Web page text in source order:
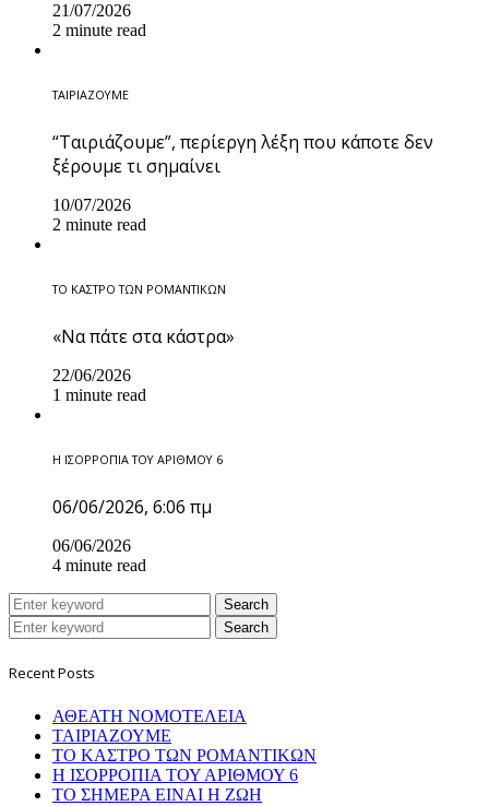
21/07/2026
2 minute read
ΤΑΙΡΙΑΖΟΥΜΕ
“Ταιριάζουμε”, περίεργη λέξη που κάποτε δεν
ξέρουμε τι σημαίνει
10/07/2026
2 minute read
ΤΟ ΚΑΣΤΡΟ ΤΩΝ ΡΟΜΑΝΤΙΚΩΝ
«Να πάτε στα κάστρα»
22/06/2026
1 minute read
Η ΙΣΟΡΡΟΠΙΑ ΤΟΥ ΑΡΙΘΜΟΥ 6
06/06/2026, 6:06 πμ
06/06/2026
4 minute read
Search
Search
Recent Posts
ΑΘΕΑΤΗ ΝΟΜΟΤΕΛΕΙΑ
ΤΑΙΡΙΑΖΟΥΜΕ
ΤΟ ΚΑΣΤΡΟ ΤΩΝ ΡΟΜΑΝΤΙΚΩΝ
Η ΙΣΟΡΡΟΠΙΑ ΤΟΥ ΑΡΙΘΜΟΥ 6
ΤΟ ΣΗΜΕΡΑ ΕΙΝΑΙ Η ΖΩΗ